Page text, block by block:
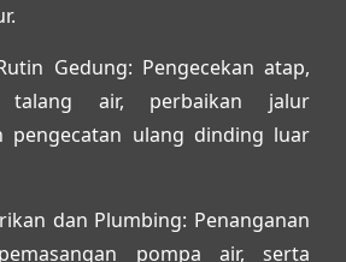
Gedung: Pengecekan atap,
talang air, perbaikan jalur
pengecatan ulang dinding luar
dan Plumbing: Penanganan
pompa air, serta